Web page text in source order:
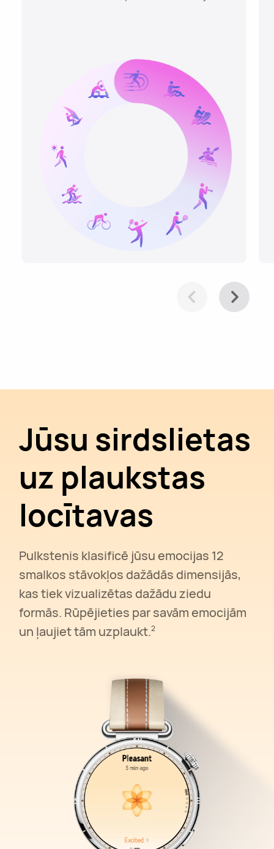
Jūsu sirdslietas
uz plaukstas
locītavas
Pulkstenis klasificē jūsu emocijas 12
smalkos stāvokļos dažādās dimensijās,
kas tiek vizualizētas dažādu ziedu
formās. Rūpējieties par savām emocijām
un ļaujiet tām uzplaukt.2